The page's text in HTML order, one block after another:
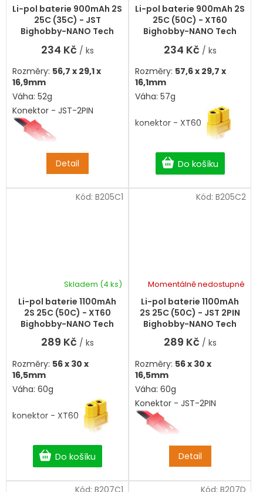
Li-pol baterie 900mAh 2S
25C (35C) - JST
Bighobby-NANO Tech
234 Kč / ks
Detail
Rozměry: 56,7 x 29,1 x
16,9mm
Váha: 52g
Konektor - JST-2PIN
Li-pol baterie 900mAh 2S
25C (50C) - XT60
Bighobby-NANO Tech
hodnocení
produktu
hvězdiček.
234 Kč / ks
Do košíku
Rozměry: 57,6 x 29,7 x
16,1mm
Váha: 57g
konektor - XT60
Li-pol baterie 1100mAh
2S 25C (50C) - XT60
Bighobby-NANO Tech
hodnocení
produktu
hvězdiček.
Skladem (4 ks)
289 Kč / ks
Do košíku
Rozměry: 56 x 30 x
16,5mm
Váha: 60g
konektor - XT60
Kód: B205C1
Li-pol baterie 1100mAh
2S 25C (50C) - JST 2PIN
Bighobby-NANO Tech
Momentálně nedostupné
289 Kč / ks
Detail
Rozměry: 56 x 30 x
16,5mm
Váha: 60g
Konektor - JST-2PIN
Kód: B205C2
Kód: B207C1 Kód: B207D